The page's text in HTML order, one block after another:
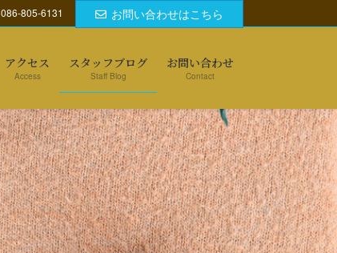
086-805-6131 お問い合わせはこちら
アクセス
Access
スタッフブログ
Staff Blog
お問い合わせ
Contact